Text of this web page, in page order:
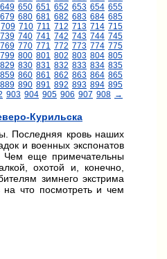
649 650 651 652 653 654 655
679 680 681 682 683 684 685
709 710 711 712 713 714 715
739 740 741 742 743 744 745
769 770 771 772 773 774 775
799 800 801 802 803 804 805
829 830 831 832 833 834 835
859 860 861 862 863 864 865
889 890 891 892 893 894 895
903 904 905 906 907 908 →
Курильска
Последняя кровь наших
и военных экспонатов
Чем еще примечательны
охотой и, конечно,
зимнего экстрима
что посмотреть и чем